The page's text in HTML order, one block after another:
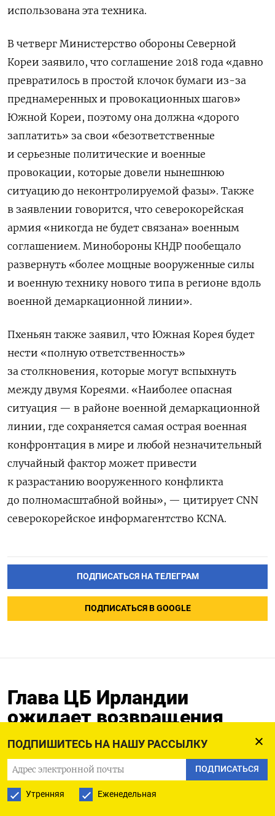
ПОДПИШИТЕСЬ НА НАШУ РАССЫЛКУ
ПОДПИСАТЬСЯ
Утренняя Еженедельная
использована эта техника.
В четверг Министерство обороны Северной
Кореи заявило, что соглашение 2018 года «давно
превратилось в простой клочок бумаги из-за
преднамеренных и провокационных шагов»
Южной Кореи, поэтому она должна «дорого
заплатить» за свои «безответственные
и серьезные политические и военные
провокации, которые довели нынешнюю
ситуацию до неконтролируемой фазы». Также
в заявлении говорится, что северокорейская
армия «никогда не будет связана» военным
соглашением. Минобороны КНДР пообещало
развернуть «более мощные вооруженные силы
и военную технику нового типа в регионе вдоль
военной демаркационной линии».
Пхеньян также заявил, что Южная Корея будет
нести «полную ответственность»
за столкновения, которые могут вспыхнуть
между двумя Кореями. «Наиболее опасная
ситуация — в районе военной демаркационной
линии, где сохраняется самая острая военная
конфронтация в мире и любой незначительный
случайный фактор может привести
к разрастанию вооруженного конфликта
до полномасштабной войны», — цитирует CNN
северокорейское информагентство KCNA.
ПОДПИСАТЬСЯ НА ТЕЛЕГРАМ
ПОДПИСАТЬСЯ В GOOGLE
Глава ЦБ Ирландии
ожидает возвращения
инфляции к цели в 2% до
конца 2026г
23.11.2023